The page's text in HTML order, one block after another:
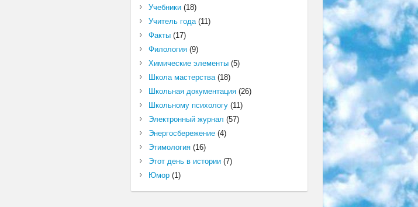
Учебники(18)
Учитель года(11)
Факты(17)
Филология(9)
Химические элементы(5)
Школа мастерства(18)
Школьная документация(26)
Школьному психологу(11)
Электронный журнал (57)
Энергосбережение(4)
Этимология(16)
Этот день в истории(7)
Юмор(1)